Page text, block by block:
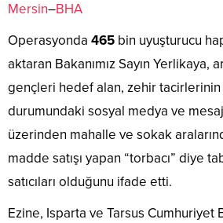
Mersin–BHA
Operasyonda 465 bin uyuşturucu
aktaran Bakanımız Sayın Yerlikaya,
gençleri hedef alan, zehir
durumundaki sosyal medya ve
üzerinden mahalle ve sokak
madde satışı yapan “torbacı” diye
satıcıları olduğunu ifade etti.
Ezine, Isparta ve Tarsus Cumhuriyet